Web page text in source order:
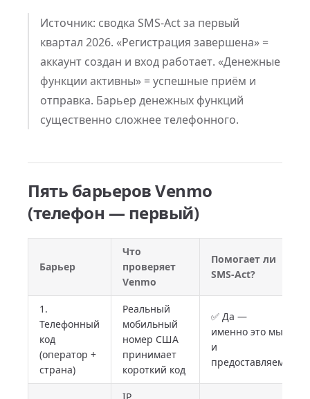
Источник: сводка SMS-Act за первый
квартал 2026. «Регистрация завершена» =
аккаунт создан и вход работает. «Денежные
функции активны» = успешные приём и
отправка. Барьер денежных функций
существенно сложнее телефонного.
Пять барьеров Venmo
(телефон — первый)
Барьер
Что
проверяет
Venmo
Помогает ли
SMS-Act?
1.
Телефонный
код
(оператор +
страна)
Реальный
мобильный
номер США
принимает
короткий код
✅ Да —
именно это мы
и
предоставляем